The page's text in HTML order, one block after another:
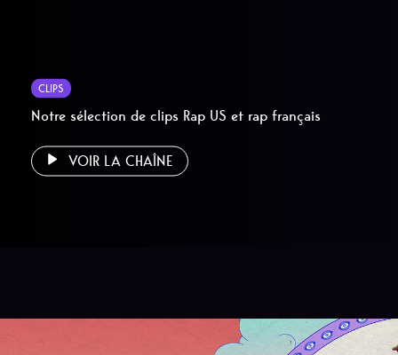
CLIPS
Notre sélection de clips Rap US et rap français
VOIR LA CHAÎNE